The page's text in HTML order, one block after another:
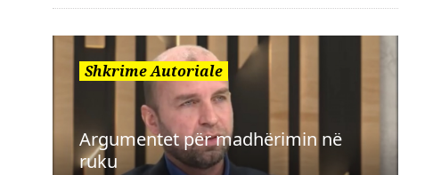
Shkrime Autoriale
Argumentet për madhërimin në
ruku